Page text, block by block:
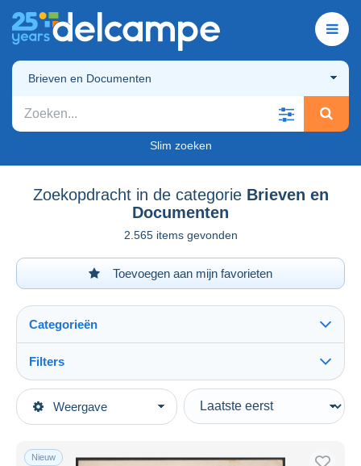
Brieven en Documenten
Slim zoeken
Zoekopdracht in de categorie Brieven en
Documenten
2.565 items gevonden
Toevoegen aan mijn favorieten
Weergave
Categorieën
Topcategorieën
Europa
Filters
Type verkopen
Actief
Nieuw